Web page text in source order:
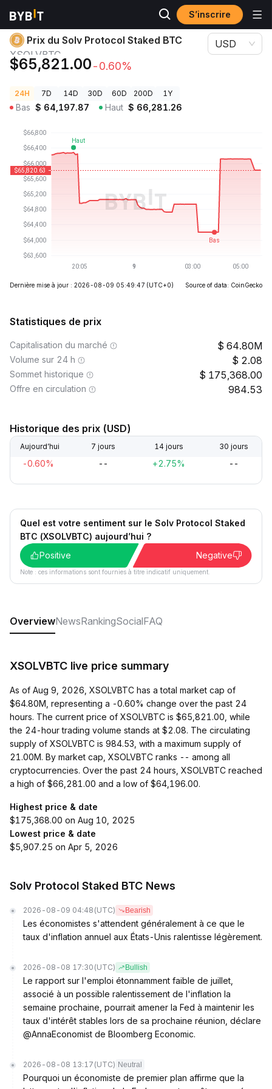
S’inscrire
Prix des cryptos Prix du Solv Protocol Staked BTC XSOLVBTC
Prix du Solv Protocol Staked BTC
XSOLVBTC
$65,821.00-0.60%
USD
24H 7D 14D 30D 60D 200D 1Y
Bas $ 64,197.87 Haut $ 66,281.26
Dernière mise à jour : 2026-08-09 05:49:47 (UTC+0) Source of data: CoinGecko
Statistiques de prix
Capitalisation du marché 64.80M
Volume sur 24 h 2.08
Sommet historique 175,368.00
Offre en circulation 984.53
Historique des prix (USD)
Aujourd’hui 7 jours 14 jours 30 jours
-0.60% -- +2.75% --
Quel est votre sentiment sur le Solv Protocol Staked
BTC (XSOLVBTC) aujourd’hui ?
Positive
Negative
Note : ces informations sont fournies à titre indicatif uniquement.
OverviewNewsRankingSocialFAQ
XSOLVBTC live price summary
As of Aug 9, 2026, XSOLVBTC has a total market cap of
$64.80M, representing a -0.60% change over the past 24
hours. The current price of XSOLVBTC is $65,821.00, while
the 24-hour trading volume stands at $2.08. The circulating
supply of XSOLVBTC is 984.53, with a maximum supply of
21.00M. By market cap, XSOLVBTC ranks -- among all
cryptocurrencies. Over the past 24 hours, XSOLVBTC reached
a high of $66,281.00 and a low of $64,196.00.
Highest price & date
$175,368.00 on Aug 10, 2025
Lowest price & date
$5,907.25 on Apr 5, 2026
Solv Protocol Staked BTC News
2026-08-09 04:48 (UTC) Bearish
Les économistes s'attendent généralement à ce que le
taux d'inflation annuel aux États-Unis ralentisse légèrement.
2026-08-08 17:30 (UTC) Bullish
Le rapport sur l'emploi étonnamment faible de juillet,
associé à un possible ralentissement de l'inflation la
semaine prochaine, pourrait amener la Fed à maintenir les
taux d'intérêt stables lors de sa prochaine réunion, déclare
@AnnaEconomist de Bloomberg Economic.
2026-08-08 13:17 (UTC) Neutral
Pourquoi un économiste de premier plan affirme que la